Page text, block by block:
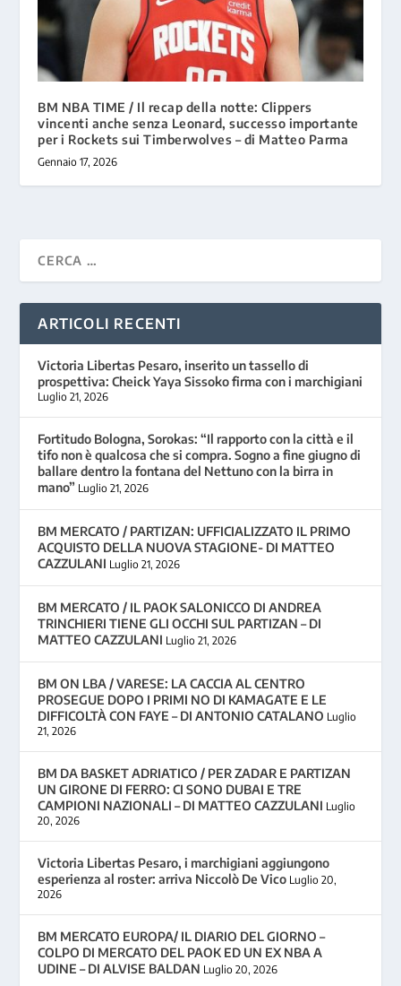
BM NBA TIME / Il recap della notte: Clippers
vincenti anche senza Leonard, successo importante
per i Rockets sui Timberwolves – di Matteo Parma
Gennaio 17, 2026
ARTICOLI RECENTI
Victoria Libertas Pesaro, inserito un tassello di
prospettiva: Cheick Yaya Sissoko firma con i marchigiani
Luglio 21, 2026
Fortitudo Bologna, Sorokas: “Il rapporto con la città e il
tifo non è qualcosa che si compra. Sogno a fine giugno di
ballare dentro la fontana del Nettuno con la birra in
mano” Luglio 21, 2026
BM MERCATO / PARTIZAN: UFFICIALIZZATO IL PRIMO
ACQUISTO DELLA NUOVA STAGIONE- DI MATTEO
CAZZULANI Luglio 21, 2026
BM MERCATO / IL PAOK SALONICCO DI ANDREA
TRINCHIERI TIENE GLI OCCHI SUL PARTIZAN – DI
MATTEO CAZZULANI Luglio 21, 2026
BM ON LBA / VARESE: LA CACCIA AL CENTRO
PROSEGUE DOPO I PRIMI NO DI KAMAGATE E LE
DIFFICOLTÀ CON FAYE – DI ANTONIO CATALANO Luglio
21, 2026
BM DA BASKET ADRIATICO / PER ZADAR E PARTIZAN
UN GIRONE DI FERRO: CI SONO DUBAI E TRE
CAMPIONI NAZIONALI – DI MATTEO CAZZULANI Luglio
20, 2026
Victoria Libertas Pesaro, i marchigiani aggiungono
esperienza al roster: arriva Niccolò De Vico Luglio 20,
2026
BM MERCATO EUROPA/ IL DIARIO DEL GIORNO –
COLPO DI MERCATO DEL PAOK ED UN EX NBA A
UDINE – DI ALVISE BALDAN Luglio 20, 2026